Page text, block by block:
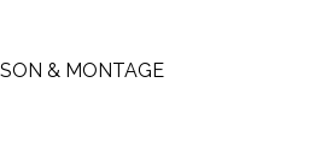
& MONTAGE